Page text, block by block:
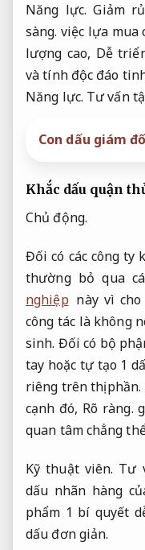
Năng lực. Giảm
sàng. việc lựa mua
lượng cao, Dễ
và tính độc đáo
Năng lực. Tư vấn
Con dấu giám
Khắc dấu quận
Chủ động.
Đối có các công ty
thường bỏ qua
nghiệp này vì
công tác là không
sinh. Đối có bộ
tay hoặc tự tạo 1
riêng trên thị phần.
cạnh đó, Rõ ràng.
quan tâm chẳng
Kỹ thuật viên. Tư
dấu nhãn hàng
phẩm 1 bí quyết
dấu đơn giản.